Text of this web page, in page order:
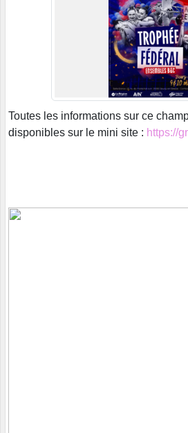
Toutes les informations sur ce
disponibles sur le mini site : https://